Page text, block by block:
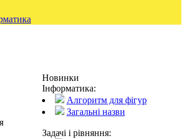
Новинки
Інформатика:
Алгоритм для фігур
Загальні назви
Задачі і рівняння: